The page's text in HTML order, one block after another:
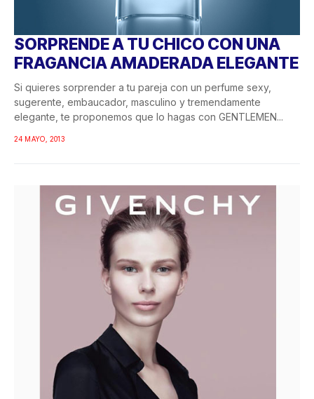
SORPRENDE A TU CHICO CON UNA
FRAGANCIA AMADERADA ELEGANTE
Si quieres sorprender a tu pareja con un perfume sexy,
sugerente, embaucador, masculino y tremendamente
elegante, te proponemos que lo hagas con GENTLEMEN...
24 MAYO, 2013